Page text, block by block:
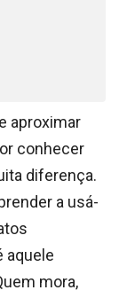
aproximar
conhecer
diferença.
a usá-
aquele
mora,